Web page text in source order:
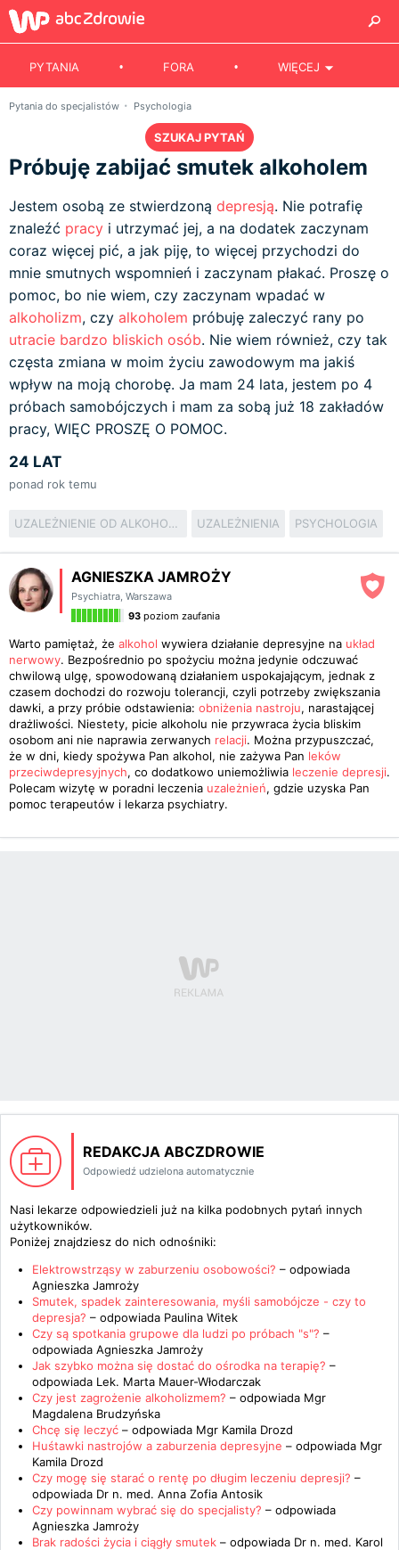
PYTANIA FORA WIĘCEJ
Pytania do specjalistów Psychologia
SZUKAJ PYTAŃ
Próbuję zabijać smutek alkoholem
Jestem osobą ze stwierdzoną depresją. Nie potrafię
znaleźć pracy i utrzymać jej, a na dodatek zaczynam
coraz więcej pić, a jak piję, to więcej przychodzi do
mnie smutnych wspomnień i zaczynam płakać. Proszę o
pomoc, bo nie wiem, czy zaczynam wpadać w
alkoholizm, czy alkoholem próbuję zaleczyć rany po
utracie bardzo bliskich osób. Nie wiem również, czy tak
częsta zmiana w moim życiu zawodowym ma jakiś
wpływ na moją chorobę. Ja mam 24 lata, jestem po 4
próbach samobójczych i mam za sobą już 18 zakładów
pracy, WIĘC PROSZĘ O POMOC.
24 LAT
ponad rok temu
UZALEŻNIENIE OD ALKOHOLU UZALEŻNIENIA PSYCHOLOGIA
AGNIESZKA JAMROŻY
Psychiatra, Warszawa
93 poziom zaufania
Warto pamiętaż, że alkohol wywiera działanie depresyjne na układ
nerwowy. Bezpośrednio po spożyciu można jedynie odczuwać
chwilową ulgę, spowodowaną działaniem uspokajającym, jednak z
czasem dochodzi do rozwoju tolerancji, czyli potrzeby zwiększania
dawki, a przy próbie odstawienia: obniżenia nastroju, narastającej
drażliwości. Niestety, picie alkoholu nie przywraca życia bliskim
osobom ani nie naprawia zerwanych relacji. Można przypuszczać,
że w dni, kiedy spożywa Pan alkohol, nie zażywa Pan leków
przeciwdepresyjnych, co dodatkowo uniemożliwia leczenie depresji.
Polecam wizytę w poradni leczenia uzależnień, gdzie uzyska Pan
pomoc terapeutów i lekarza psychiatry.
REDAKCJA ABCZDROWIE
Odpowiedź udzielona automatycznie
Nasi lekarze odpowiedzieli już na kilka podobnych pytań innych
użytkowników.
Poniżej znajdziesz do nich odnośniki:
Elektrowstrząsy w zaburzeniu osobowości? – odpowiada
Agnieszka Jamroży
Smutek, spadek zainteresowania, myśli samobójcze - czy to
depresja? – odpowiada Paulina Witek
Czy są spotkania grupowe dla ludzi po próbach "s"? –
odpowiada Agnieszka Jamroży
Jak szybko można się dostać do ośrodka na terapię? –
odpowiada Lek. Marta Mauer-Włodarczak
Czy jest zagrożenie alkoholizmem? – odpowiada Mgr
Magdalena Brudzyńska
Chcę się leczyć – odpowiada Mgr Kamila Drozd
Huśtawki nastrojów a zaburzenia depresyjne – odpowiada Mgr
Kamila Drozd
Czy mogę się starać o rentę po długim leczeniu depresji? –
odpowiada Dr n. med. Anna Zofia Antosik
Czy powinnam wybrać się do specjalisty? – odpowiada
Agnieszka Jamroży
Brak radości życia i ciągły smutek – odpowiada Dr n. med. Karol